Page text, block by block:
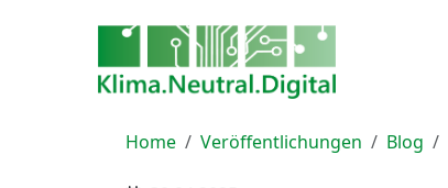
Home Veröffentlichungen Blog